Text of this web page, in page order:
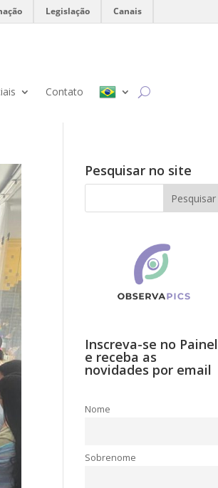
Legislação Canais
Contato
Pesquisar no site
Inscreva-se no Painel
e receba as
novidades por email
Nome
Sobrenome